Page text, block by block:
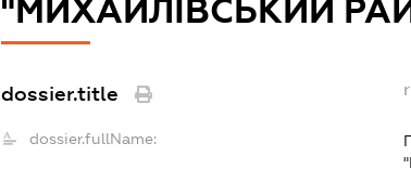
"МИХАЙЛІВСЬКИЙ
dossier.title
dossier.fullName: